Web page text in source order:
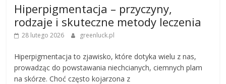
Hiperpigmentacja – przyczyny,
rodzaje i skuteczne metody leczenia
28 lutego 2026 greenluck.pl
Hiperpigmentacja to zjawisko, które dotyka wielu z nas,
prowadząc do powstawania niechcianych, ciemnych plam
na skórze. Choć często kojarzona z